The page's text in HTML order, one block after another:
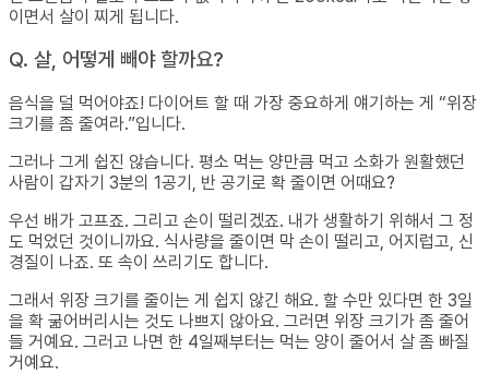
이면서 살이 찌게 됩니다.
Q. 살, 어떻게 빼야 할까요?
음식을 덜 먹어야죠! 다이어트 할 때 가장 중요하게 얘기하는 게 “위장
크기를 좀 줄여라.”입니다.
그러나 그게 쉽진 않습니다. 평소 먹는 양만큼 먹고 소화가 원활했던
사람이 갑자기 3분의 1공기, 반 공기로 확 줄이면 어때요?
우선 배가 고프죠. 그리고 손이 떨리겠죠. 내가 생활하기 위해서 그 정
도 먹었던 것이니까요. 식사량을 줄이면 막 손이 떨리고, 어지럽고, 신
경질이 나죠. 또 속이 쓰리기도 합니다.
그래서 위장 크기를 줄이는 게 쉽지 않긴 해요. 할 수만 있다면 한 3일
을 확 굶어버리시는 것도 나쁘지 않아요. 그러면 위장 크기가 좀 줄어
들 거예요. 그러고 나면 한 4일째부터는 먹는 양이 줄어서 살 좀 빠질
거예요.